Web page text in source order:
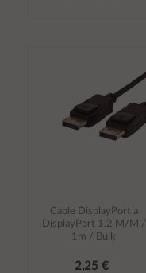
Cable DisplayPort a
DisplayPort 1.2 M/M /
1m / Bulk
2,25 €